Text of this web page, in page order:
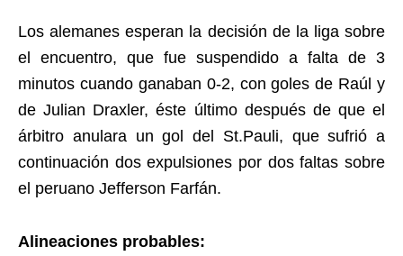
Los alemanes esperan la decisión de la liga sobre
el encuentro, que fue suspendido a falta de 3
minutos cuando ganaban 0-2, con goles de Raúl y
de Julian Draxler, éste último después de que el
árbitro anulara un gol del St.Pauli, que sufrió a
continuación dos expulsiones por dos faltas sobre
el peruano Jefferson Farfán.
Alineaciones probables: